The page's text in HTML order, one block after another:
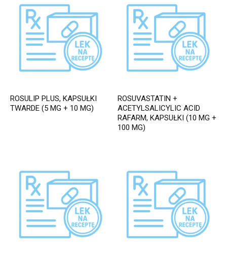
ROSULIP PLUS, KAPSUŁKI
TWARDE (5 MG + 10 MG)
ROSUVASTATIN +
ACETYLSALICYLIC ACID
RAFARM, KAPSUŁKI (10 MG +
100 MG)